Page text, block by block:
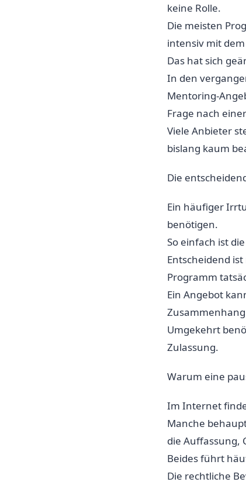
keine Rolle.
Die meisten
intensiv mit
Das hat sich
In den
Mentoring-
Frage nach
Viele Anbieter
bislang kaum
Die
Ein häufiger
benötigen.
So einfach ist
Entscheidend
Programm
Ein Angebot
Umgekehrt
Zulassung.
Warum eine
Im Internet
Manche
die Auffassung,
Beides führt
Die rechtliche